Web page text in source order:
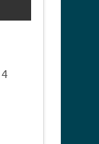
4